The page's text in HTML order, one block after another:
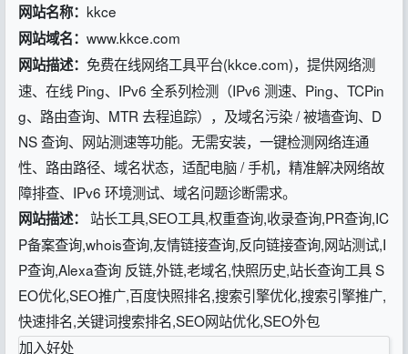
网站名称： kkce
网站域名： www.kkce.com
网站描述： 免费在线网络工具平台(kkce.com)，提供网络测
速、在线 Ping、IPv6 全系列检测（IPv6 测速、Ping、TCPin
g、路由查询、MTR 去程追踪），及域名污染 / 被墙查询、D
NS 查询、网站测速等功能。无需安装，一键检测网络连通
性、路由路径、域名状态，适配电脑 / 手机，精准解决网络故
障排查、IPv6 环境测试、域名问题诊断需求。
网站描述： 站长工具,SEO工具,权重查询,收录查询,PR查询,IC
P备案查询,whois查询,友情链接查询,反向链接查询,网站测试,I
P查询,Alexa查询 反链,外链,老域名,快照历史,站长查询工具 S
EO优化,SEO推广,百度快照排名,搜索引擎优化,搜索引擎推广,
快速排名,关键词搜索排名,SEO网站优化,SEO外包
加入好处